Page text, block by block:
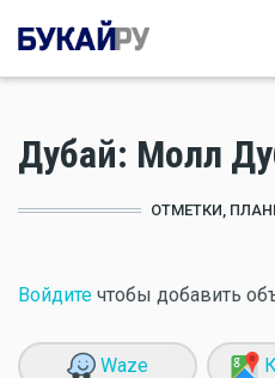
Дубай: Молл
ОТМЕТКИ,
Войдите чтобы добавить
Waze